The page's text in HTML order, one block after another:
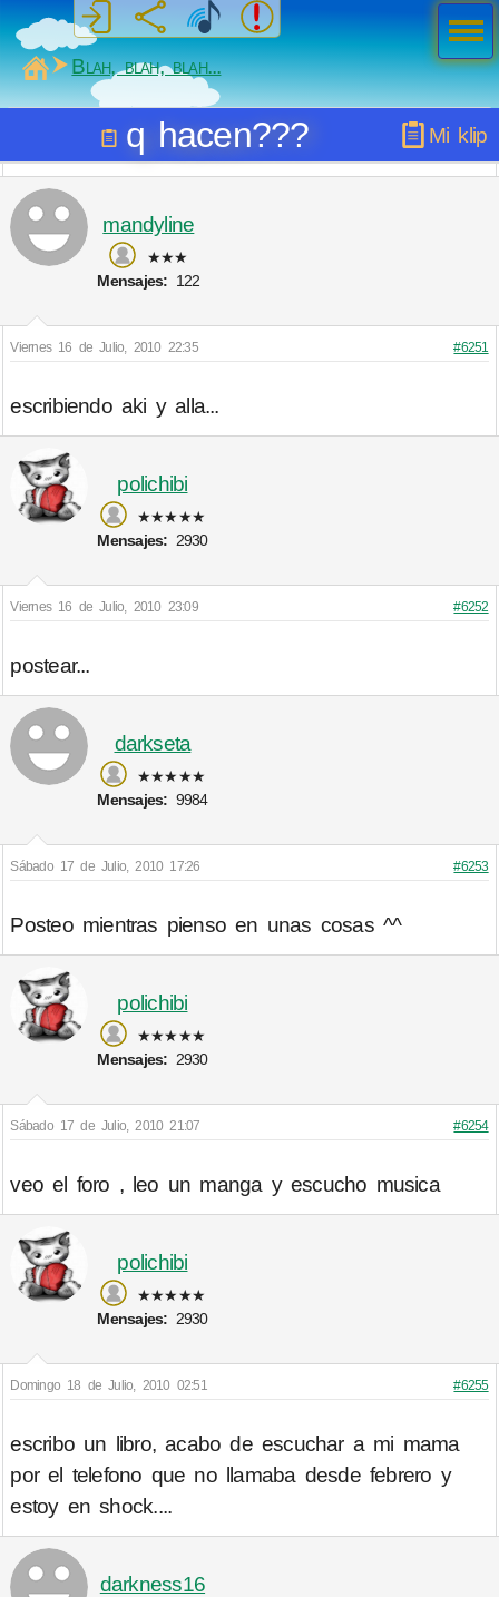
MiSabueso
Blah, blah, blah...
Mi klip
q hacen???
mandyline
★★★
Mensajes: 122
Viernes 16 de Julio, 2010 22:35 #6251
escribiendo aki y alla...
polichibi
★★★★★
Mensajes: 2930
Viernes 16 de Julio, 2010 23:09 #6252
postear...
darkseta
★★★★★
Mensajes: 9984
Sábado 17 de Julio, 2010 17:26 #6253
Posteo mientras pienso en unas cosas ^^
polichibi
★★★★★
Mensajes: 2930
Sábado 17 de Julio, 2010 21:07 #6254
veo el foro , leo un manga y escucho musica
polichibi
★★★★★
Mensajes: 2930
Domingo 18 de Julio, 2010 02:51 #6255
escribo un libro, acabo de escuchar a mi mama
por el telefono que no llamaba desde febrero y
estoy en shock....
darkness16
Men
ú